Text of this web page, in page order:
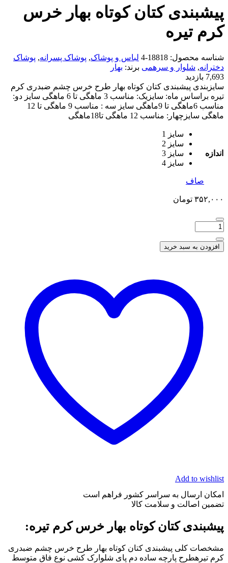
پیشبندی کتان کوتاه بهار خرس
کرم تیره
شناسه محصول: 18818-4 لباس و پوشاک, پوشاک پسرانه, پوشاک
دخترانه, شلوار و سرهمی برند: بهار
7,693 بازدید
سایزبندی پیشبندی کتان کوتاه بهار طرح خرس چشم ضبدری کرم
تیره براساس ماه: سایزیک: مناسب 3 ماهگی تا 6 ماهگی سایز دو:
مناسب 6ماهگی تا 9ماهگی سایز سه : مناسب 9 ماهگی تا 12
ماهگی سایزچهار: مناسب 12 ماهگی تا18ماهگی
اندازه
سایز 1
سایز 2
سایز 3
سایز 4
صاف
۳۵۲,۰۰۰ تومان
افزودن به سبد خرید
Add to wishlist
امکان ارسال به سراسر کشور فراهم است
تضمین اصالت و سلامت کالا
پیشبندی کتان کوتاه بهار خرس کرم تیره:
مشخصات کلی پیشبندی کتان کوتاه بهار طرح خرس چشم ضبدری
کرم تیرهطرح پارچه ساده دم پای شلوارک کشی نوع فاق متوسط